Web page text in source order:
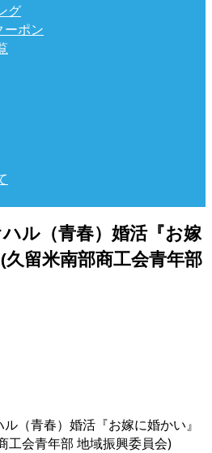
グ
ポン
ル（青春）婚活『お嫁
留米南部商工会青年部
ル（青春）婚活『お嫁に婚かい』
工会青年部 地域振興委員会)